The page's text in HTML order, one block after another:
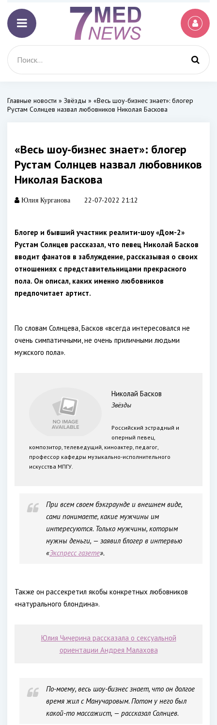
Главные новости » Звёзды » «Весь шоу-бизнес знает»: блогер
Рустам Солнцев назвал любовников Николая Баскова
«Весь шоу-бизнес знает»: блогер
Рустам Солнцев назвал любовников
Николая Баскова
Юлия Курганова 22-07-2022 21:12
Блогер и бывший участник реалити-шоу «Дом-2»
Рустам Солнцев рассказал, что певец Николай Басков
вводит фанатов в заблуждение, рассказывая о своих
отношениях с представительницами прекрасного
пола. Он описал, каких именно любовников
предпочитает артист.
По словам Солнцева, Басков «всегда интересовался не
очень симпатичными, не очень приличными людьми
мужского пола».
Николай Басков
Звёзды
Российский эстрадный и
оперный певец,
композитор, телеведущий, киноактер, педагог,
профессор кафедры музыкально-исполнительного
искусства МПГУ.
При всем своем бэкграунде и внешнем виде,
сами понимаете, какие мужчины им
интересуются. Только мужчины, которым
нужны деньги, — заявил блогер в интервью
«Экспресс газете».
Также он рассекретил якобы конкретных любовников
«натурального блондина».
Юлия Чичерина рассказала о сексуальной
ориентации Андрея Малахова
По-моему, весь шоу-бизнес знает, что он долгое
время жил с Манучаровым. Потом у него был
какой-то массажист, — рассказал Солнцев.